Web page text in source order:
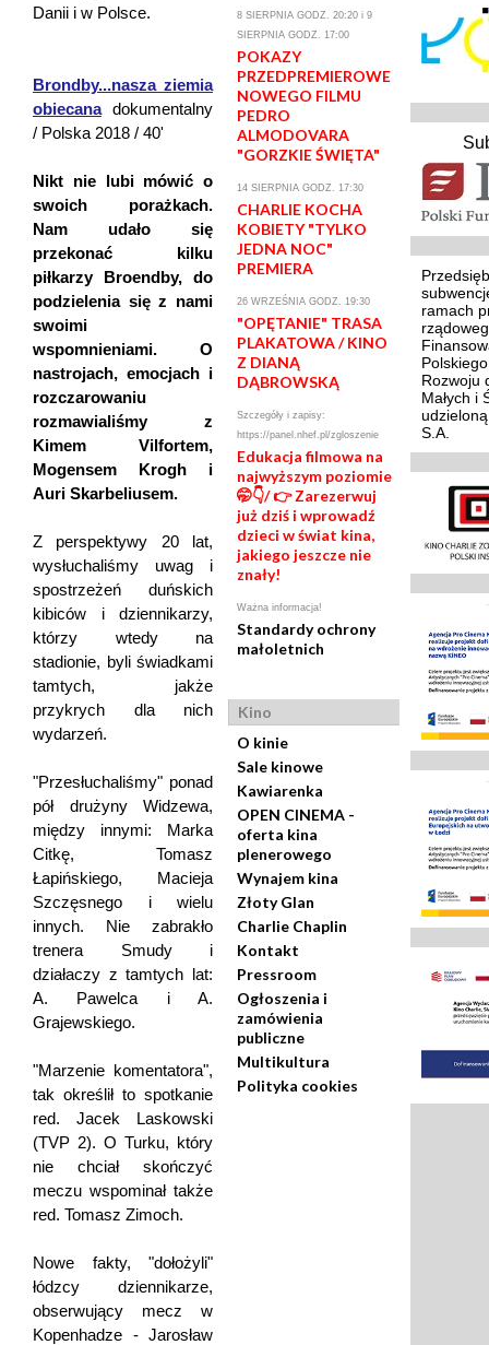
Danii i w Polsce.
Brondby...nasza ziemia
obiecanadokumentalny
/ Polska 2018 / 40'
Nikt nie lubi mówić o
swoich porażkach.
Nam udało się
przekonać kilku
piłkarzy Broendby, do
podzielenia się z nami
swoimi
wspomnieniami. O
nastrojach, emocjach i
rozczarowaniu
rozmawialiśmy z
Kimem Vilfortem,
Mogensem Krogh i
Auri Skarbeliusem.
Z perspektywy 20 lat,
wysłuchaliśmy uwag i
spostrzeżeń duńskich
kibiców i dziennikarzy,
którzy wtedy na
stadionie, byli świadkami
tamtych, jakże
przykrych dla nich
wydarzeń.
"Przesłuchaliśmy" ponad
pół drużyny Widzewa,
między innymi: Marka
Citkę, Tomasz
Łapińskiego, Macieja
Szczęsnego i wielu
innych. Nie zabrakło
trenera Smudy i
działaczy z tamtych lat:
A. Pawelca i A.
Grajewskiego.
"Marzenie komentatora",
tak określił to spotkanie
red. Jacek Laskowski
(TVP 2). O Turku, który
nie chciał skończyć
meczu wspominał także
red. Tomasz Zimoch.
Nowe fakty, "dołożyli"
łódzcy dziennikarze,
obserwujący mecz w
Kopenhadze - Jarosław
8 SIERPNIA GODZ. 20:20 i 9
SIERPNIA GODZ. 17:00
POKAZY
PRZEDPREMIEROWE
NOWEGO FILMU
PEDRO
ALMODOVARA
"GORZKIE ŚWIĘTA"
14 SIERPNIA GODZ. 17:30
CHARLIE KOCHA
KOBIETY "TYLKO
JEDNA NOC"
PREMIERA
26 WRZEŚNIA GODZ. 19:30
"OPĘTANIE" TRASA
PLAKATOWA / KINO
Z DIANĄ
DĄBROWSKĄ
Szczegóły i zapisy:
https://panel.nhef.pl/zgloszenie
Edukacja filmowa na
najwyższym poziomie
🤭👇/ 👉 Zarezerwuj
już dziś i wprowadź
dzieci w świat kina,
jakiego jeszcze nie
znały!
Ważna informacja!
Standardy ochrony
małoletnich
Kino
O kinie
Sale kinowe
Kawiarenka
OPEN CINEMA -
oferta kina
plenerowego
Wynajem kina
Złoty Glan
Charlie Chaplin
Kontakt
Pressroom
Ogłoszenia i
zamówienia
publiczne
Multikultura
Polityka cookies
ramach
Rozwoju
Małych i
S.A.